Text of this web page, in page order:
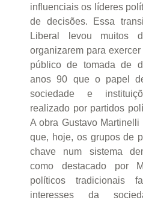
influenciais os líderes
de decisões. Essa
Liberal levou muitos
organizarem para
público de tomada de
anos 90 que o papel
sociedade e
realizado por partidos
A obra Gustavo
que, hoje, os grupos de
chave num sistema
como destacado por
políticos tradicionais
interesses da